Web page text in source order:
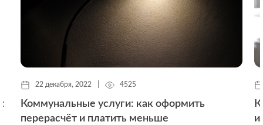
22 декабря, 2022 4525
Коммунальные услуги: как оформить
перерасчёт и платить меньше